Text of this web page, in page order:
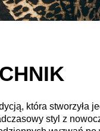
która stworzyła
styl z